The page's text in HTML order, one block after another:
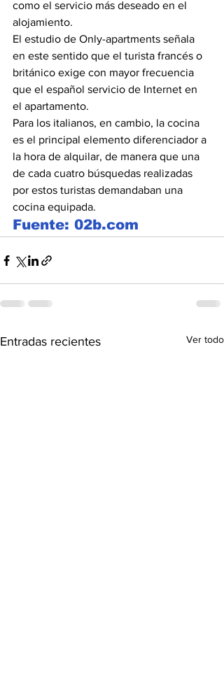
como el servicio más deseado en el
alojamiento.
El estudio de Only-apartments señala
en este sentido que el turista francés o
británico exige con mayor frecuencia
que el español servicio de Internet en
el apartamento.
Para los italianos, en cambio, la cocina
es el principal elemento diferenciador a
la hora de alquilar, de manera que una
de cada cuatro búsquedas realizadas
por estos turistas demandaban una
cocina equipada.
Fuente: 02b.com
Entradas recientes Ver todo